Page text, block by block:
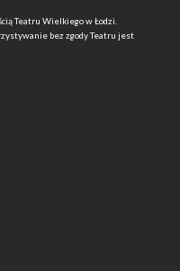
Teatru Wielkiego w Łodzi.
bez zgody Teatru jest